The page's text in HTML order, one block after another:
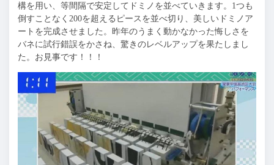
構を用い、等間隔で安定してドミノを並べていきます。1つも
倒すことなく200を超えるピースを並べ切り、美しいドミノア
ートを完成させました。昨年のうまく動かなかった悔しさを
バネに試行錯誤をかさね、驚きのレベルアップを果たしまし
た。お見事です！！！